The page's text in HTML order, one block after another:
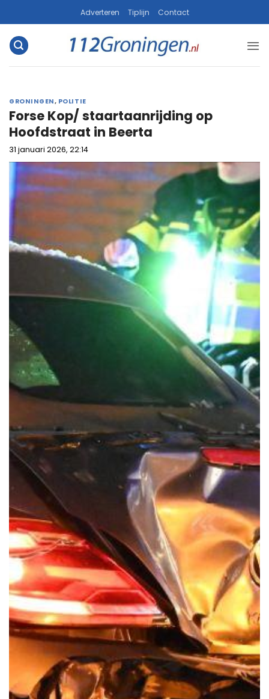
naar
inhoud
Adverteren Tiplijn Contact
GRONINGEN, POLITIE
Forse Kop/ staartaanrijding op
Hoofdstraat in Beerta
31 januari 2026, 22:14